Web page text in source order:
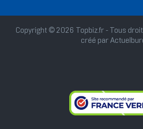
Copyright © 2026 Topbiz.fr - Tous
créé par